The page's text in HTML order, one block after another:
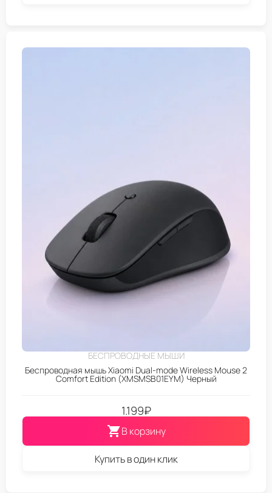
БЕСПРОВОДНЫЕ МЫШИ
Беспроводная мышь Xiaomi Dual-mode Wireless Mouse 2
Comfort Edition (XMSMSB01EYM) Черный
1.199₽
В корзину
Купить в один клик